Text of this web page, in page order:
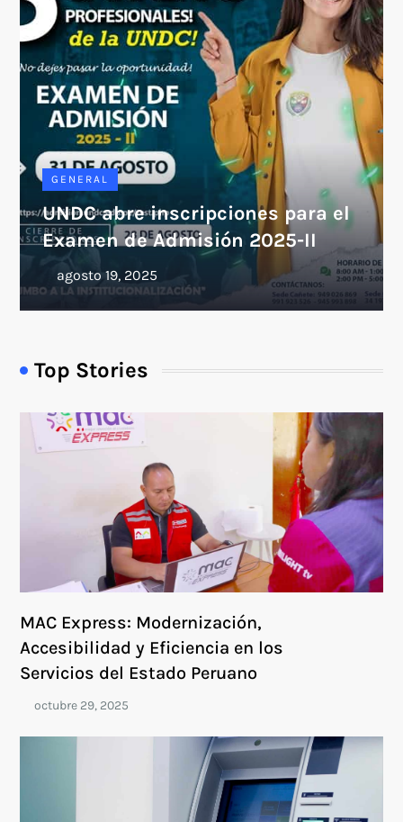
GENERAL
UNDC abre inscripciones para el
Examen de Admisión 2025-II
Top Stories
MAC Express: Modernización,
Accesibilidad y Eficiencia en los
Servicios del Estado Peruano